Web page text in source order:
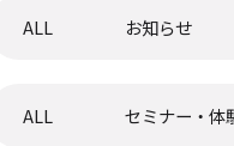
（ブランド）YURAGI《ゆらぎ》
ALL お知らせ
ALL セミナー・体